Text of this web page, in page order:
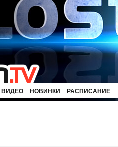
ВИДЕО НОВИНКИ РАСПИСАНИЕ